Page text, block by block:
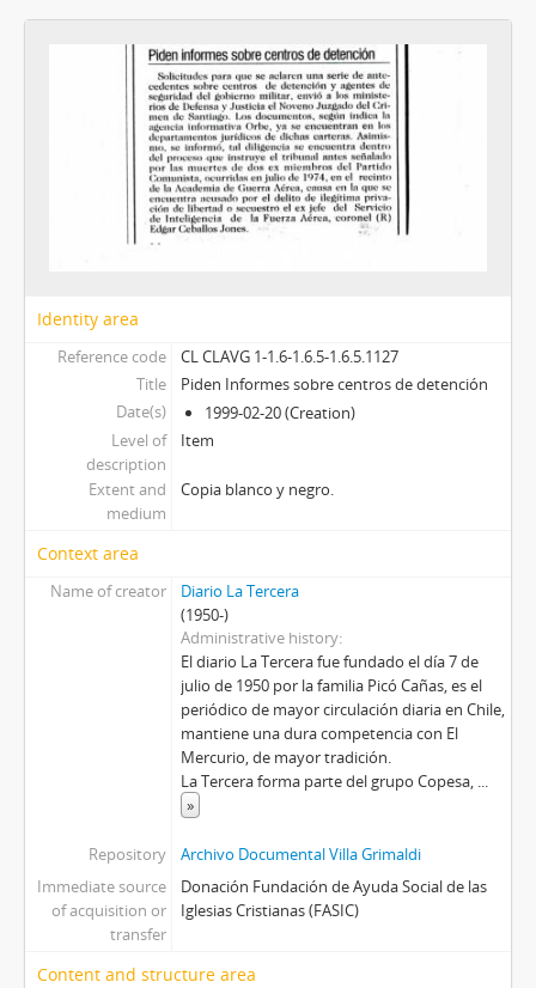
Identity area
Reference code
CL CLAVG 1-1.6-1.6.5-1.6.5.1127
Title
Piden Informes sobre centros de detención
Date(s)
1999-02-20 (Creation)
Level of
description
Item
Extent and
medium
Copia blanco y negro.
Context area
Name of creator
Diario La Tercera
(1950-)
Administrative history
El diario La Tercera fue fundado el día 7 de
julio de 1950 por la familia Picó Cañas, es el
periódico de mayor circulación diaria en Chile,
mantiene una dura competencia con El
Mercurio, de mayor tradición.
La Tercera forma parte del grupo Copesa, ...
»
Repository
Archivo Documental Villa Grimaldi
Immediate source
of acquisition or
transfer
Donación Fundación de Ayuda Social de las
Iglesias Cristianas (FASIC)
Content and structure area